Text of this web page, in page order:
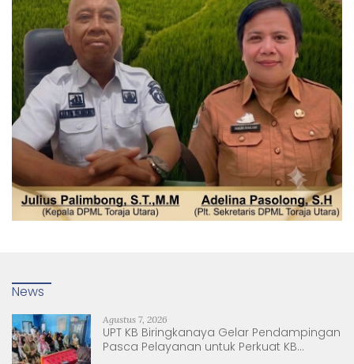
News
Agustus 7, 2026
UPT KB Biringkanaya Gelar Pendampingan
Pasca Pelayanan untuk Perkuat KB